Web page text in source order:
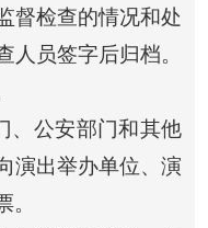
督检查的情况和处
人员签字后归档。
公安部门和其他
演出举办单位、演